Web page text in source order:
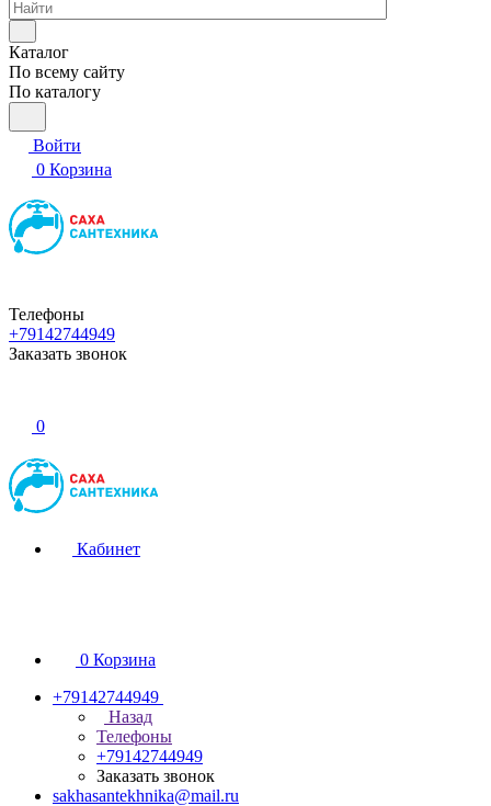
Каталог
По всему сайту
По каталогу
Войти
0 Корзина
Телефоны
+79142744949
Заказать звонок
0
Кабинет
0 Корзина
+79142744949
Назад
Телефоны
+79142744949
Заказать звонок
sakhasantekhnika@mail.ru